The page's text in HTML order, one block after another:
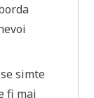
simte
fi mai